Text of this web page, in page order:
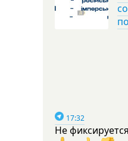
17:32
Не фиксируется